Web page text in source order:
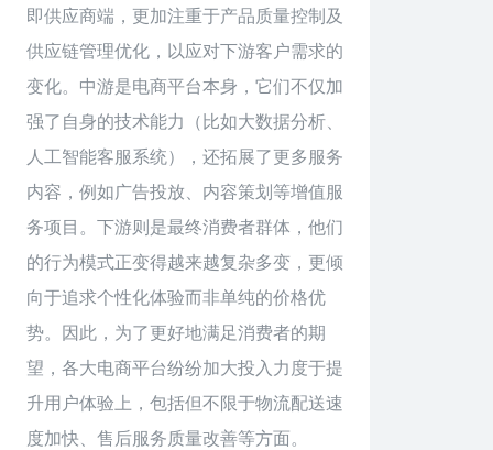
即供应商端，更加注重于产品质量控制及
供应链管理优化，以应对下游客户需求的
变化。中游是电商平台本身，它们不仅加
强了自身的技术能力（比如大数据分析、
人工智能客服系统），还拓展了更多服务
内容，例如广告投放、内容策划等增值服
务项目。下游则是最终消费者群体，他们
的行为模式正变得越来越复杂多变，更倾
向于追求个性化体验而非单纯的价格优
势。因此，为了更好地满足消费者的期
望，各大电商平台纷纷加大投入力度于提
升用户体验上，包括但不限于物流配送速
度加快、售后服务质量改善等方面。